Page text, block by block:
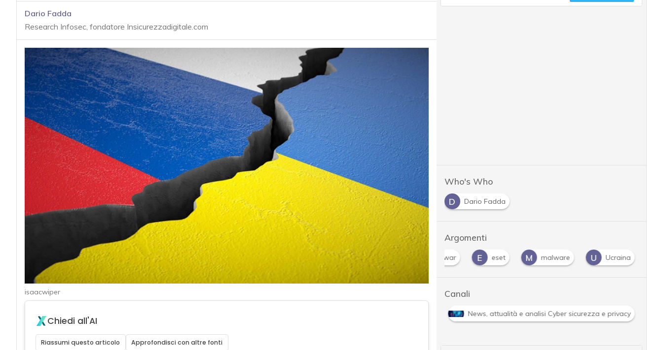
Dario Fadda
Research Infosec, fondatore Insicurezzadigitale.com
isaacwiper
Chiedi all'AI
Riassumi questo articolo Approfondisci con altre fonti
Who's Who
D
Dario Fadda
Argomenti
C
cyberwar E eset M malware U
Ucraina
Canali
News, attualità e analisi Cyber sicurezza e privacy